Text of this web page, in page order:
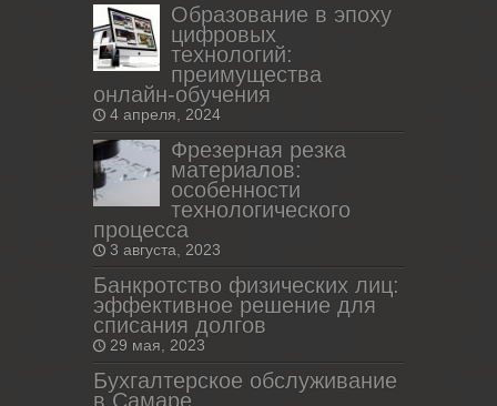
Образование в эпоху
цифровых
технологий:
преимущества
онлайн-обучения
4 апреля, 2024
Фрезерная резка
материалов:
особенности
технологического
процесса
3 августа, 2023
Банкротство физических лиц:
эффективное решение для
списания долгов
29 мая, 2023
Бухгалтерское обслуживание
в Самаре